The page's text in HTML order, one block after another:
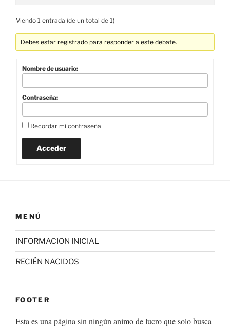
Viendo 1 entrada (de un total de 1)
Debes estar registrado para responder a este debate.
Nombre de usuario:
Contraseña:
Recordar mi contraseña
Acceder
MENÚ
INFORMACION INICIAL
RECIÉN NACIDOS
FOOTER
Esta es una página sin ningún animo de lucro que solo busca